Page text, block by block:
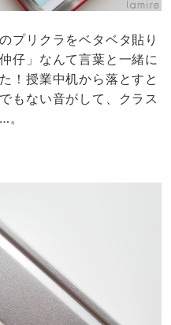
プリクラをベタベタ貼り
仔」なんて言葉と一緒に
！授業中机から落とすと
もない音がして、クラス
。